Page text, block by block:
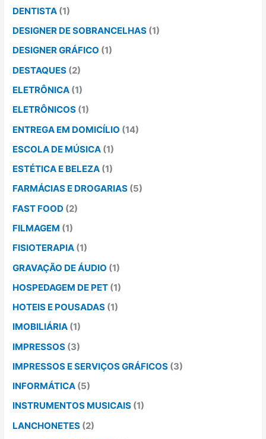
DENTISTA (1)
DESIGNER DE SOBRANCELHAS (1)
DESIGNER GRÁFICO (1)
DESTAQUES (2)
ELETRÔNICA (1)
ELETRÔNICOS (1)
ENTREGA EM DOMICÍLIO (14)
ESCOLA DE MÚSICA (1)
ESTÉTICA E BELEZA (1)
FARMÁCIAS E DROGARIAS (5)
FAST FOOD (2)
FILMAGEM (1)
FISIOTERAPIA (1)
GRAVAÇÃO DE ÁUDIO (1)
HOSPEDAGEM DE PET (1)
HOTEIS E POUSADAS (1)
IMOBILIÁRIA (1)
IMPRESSOS (3)
IMPRESSOS E SERVIÇOS GRÁFICOS (3)
INFORMÁTICA (5)
INSTRUMENTOS MUSICAIS (1)
LANCHONETES (2)